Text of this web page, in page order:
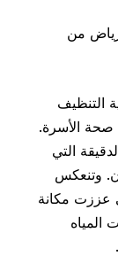
الأسرة.
التي
مكانة